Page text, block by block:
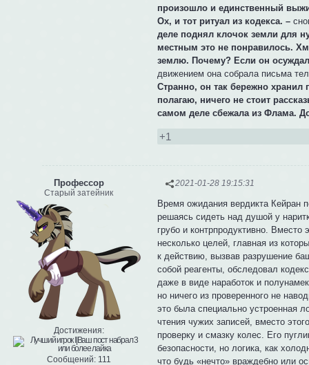
произошло и единственный
Ох, и тот ритуал из кодекса. –
деле поднял клочок земли для
местным это не понравилось.
землю. Почему? Если он осуждал
движением она собрала письма
Странно, он так бережно
полагаю, ничего не стоит
самом деле сбежала из Флама.
+1
2021-01-28 19:15:31
Профессор
Старый затейник
Достижения:
Сообщений:111
Время ожидания вердикта Кейран
решаясь сидеть над душой у
грубо и контрпродуктивно.
несколько целей, главная из
к действию, вызвав разрушение
собой реагенты, обследовал
даже в виде наработок и
но ничего из проверенного не
это была специально устроенная
чтения чужих записей, вместо
проверку и смазку колес. Его
безопасности, но логика, как
что будь «нечто» враждебно или